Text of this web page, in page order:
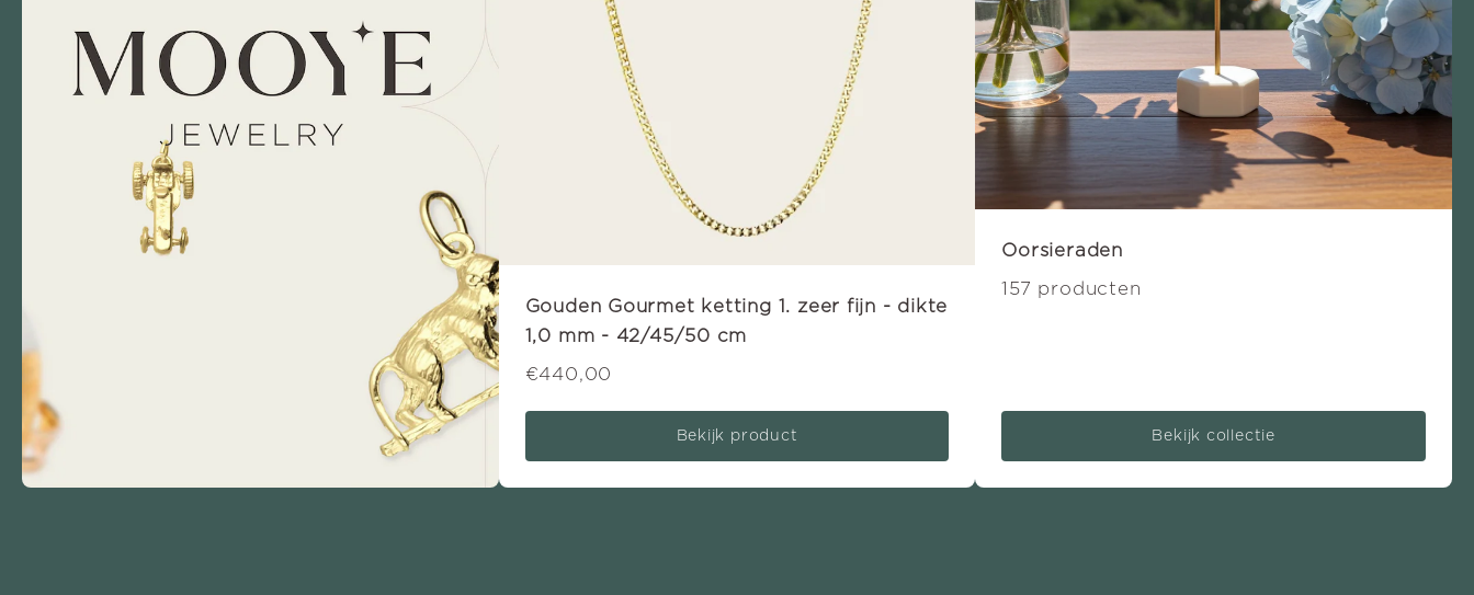
Gouden Gourmet ketting 1. zeer fijn - dikte
1,0 mm - 42/45/50 cm
€440,00
Bekijk product
Oorsieraden
157 producten
Bekijk collectie